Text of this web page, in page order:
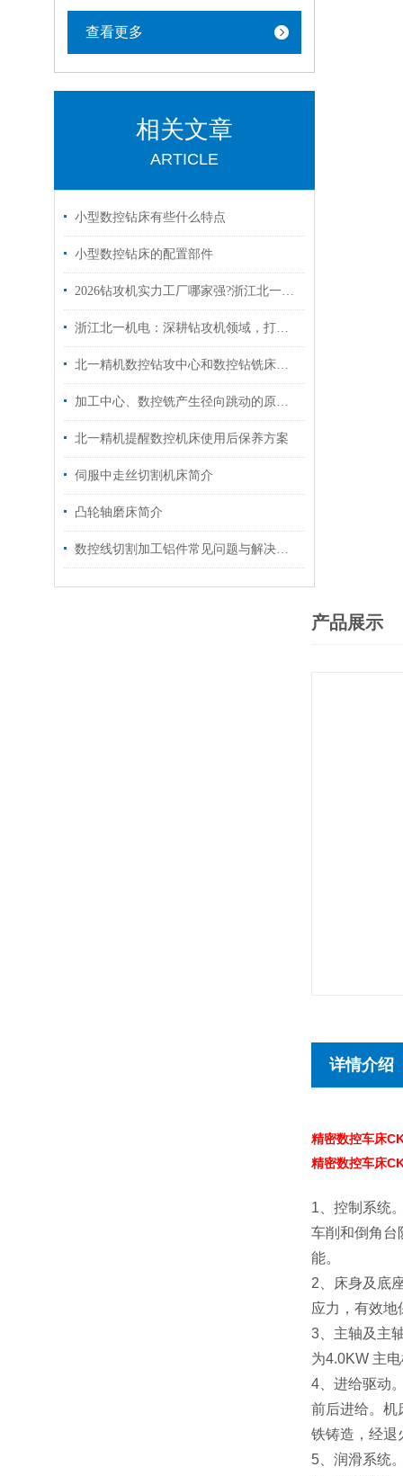
查看更多
相关文章
ARTICLE
小型数控钻床有些什么特点
小型数控钻床的配置部件
2026钻攻机实力工厂哪家强?浙江北一机电直连源头，质量更有保障
浙江北一机电：深耕钻攻机领域，打造国产机床设备实力厂家
北一精机数控钻攻中心和数控钻铣床的区别
加工中心、数控铣产生径向跳动的原因及处理方法
北一精机提醒数控机床使用后保养方案
伺服中走丝切割机床简介
凸轮轴磨床简介
数控线切割加工铝件常见问题与解决方法
产品展示
详情介绍
精密数控车床
精密数控车床
1、控制系统
车削和倒角台
能。
2、床身及底
应力，有效地
3、主轴及主
为4.0KW 主
4、进给驱动
前后进给。机
铁铸造，经退
5、润滑系统